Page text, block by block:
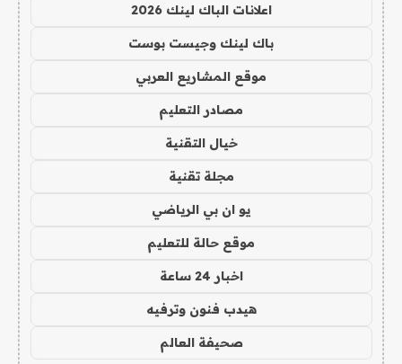
اعلانات الباك لينك 2026
باك لينك وجيست بوست
موقع المشاريع العربي
مصادر التعليم
خيال التقنية
مجلة تقنية
يو ان بي الرياضي
موقع حالة للتعليم
اخبار 24 ساعة
هيدب فنون وترفيه
صحيفة العالم